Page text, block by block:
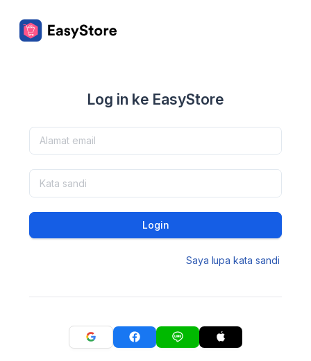
Log in ke EasyStore
Login
Saya lupa kata sandi